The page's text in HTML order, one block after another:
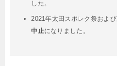
した。
2021年太田スポレク祭およ
中止になりました。